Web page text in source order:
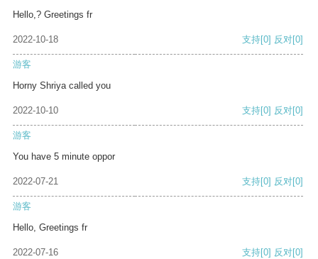
Hello,? Greetings fr
2022-10-18 支持[0] 反对[0]
游客
Horny Shriya called you
2022-10-10 支持[0] 反对[0]
游客
You have 5 minute oppor
2022-07-21 支持[0] 反对[0]
游客
Hello, Greetings fr
2022-07-16 支持[0] 反对[0]